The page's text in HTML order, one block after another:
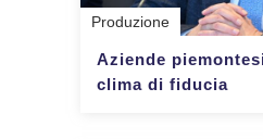
Produzione
Aziende
clima di fiducia